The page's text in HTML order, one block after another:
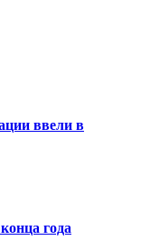
ввели в
года